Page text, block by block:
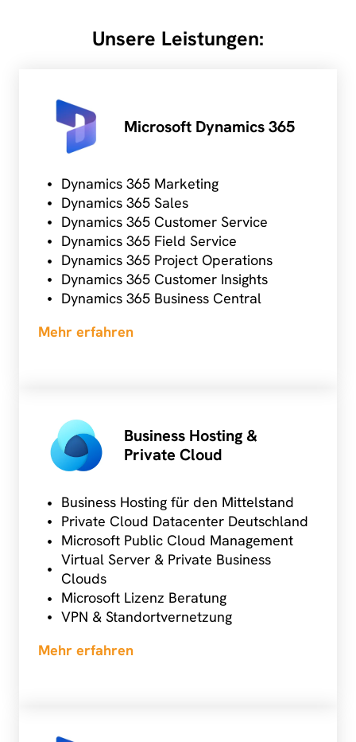
Unsere Leistungen:
Microsoft Dynamics 365
Dynamics 365 Marketing
Dynamics 365 Sales
Dynamics 365 Customer Service
Dynamics 365 Field Service
Dynamics 365 Project Operations
Dynamics 365 Customer Insights
Dynamics 365 Business Central
Mehr erfahren
Business Hosting &
Private Cloud
Business Hosting für den Mittelstand
Private Cloud Datacenter Deutschland
Microsoft Public Cloud Management
Virtual Server & Private Business
Clouds
Microsoft Lizenz Beratung
VPN & Standortvernetzung
Mehr erfahren